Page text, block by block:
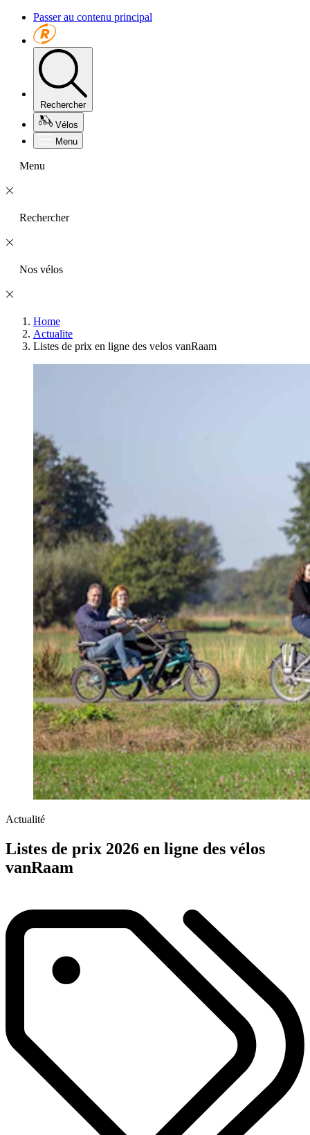
Passer au contenu principal
Rechercher
Vélos
Menu
Menu
Rechercher
Nos vélos
Home
Actualite
Listes de prix en ligne des velos vanRaam
Actualité
Listes de prix 2026 en ligne des vélos
vanRaam